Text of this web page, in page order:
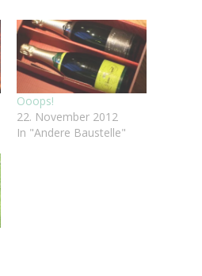
Ooops!
22. November 2012
In "Andere Baustelle"